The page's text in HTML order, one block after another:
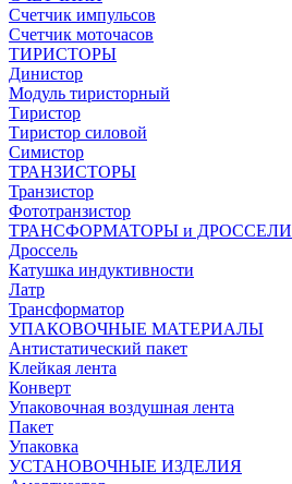
Счетчик импульсов
Счетчик моточасов
ТИРИСТОРЫ
Динистор
Модуль тиристорный
Тиристор
Тиристор силовой
Симистор
ТРАНЗИСТОРЫ
Транзистор
Фототранзистор
ТРАНСФОРМАТОРЫ и ДРОССЕЛИ
Дроссель
Катушка индуктивности
Латр
Трансформатор
УПАКОВОЧНЫЕ МАТЕРИАЛЫ
Антистатический пакет
Клейкая лента
Конверт
Упаковочная воздушная лента
Пакет
Упаковка
УСТАНОВОЧНЫЕ ИЗДЕЛИЯ